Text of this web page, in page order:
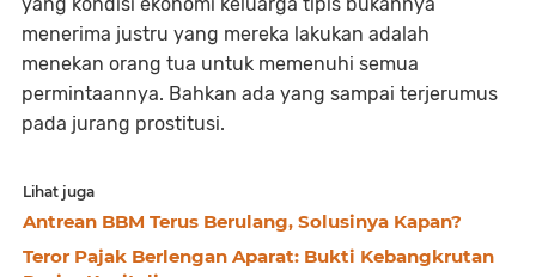
menerima justru yang mereka lakukan adalah
menekan orang tua untuk memenuhi semua
permintaannya. Bahkan ada yang sampai terjerumus
pada jurang prostitusi.
Lihat juga
Antrean BBM Terus Berulang, Solusinya Kapan?
Teror Pajak Berlengan Aparat: Bukti Kebangkrutan